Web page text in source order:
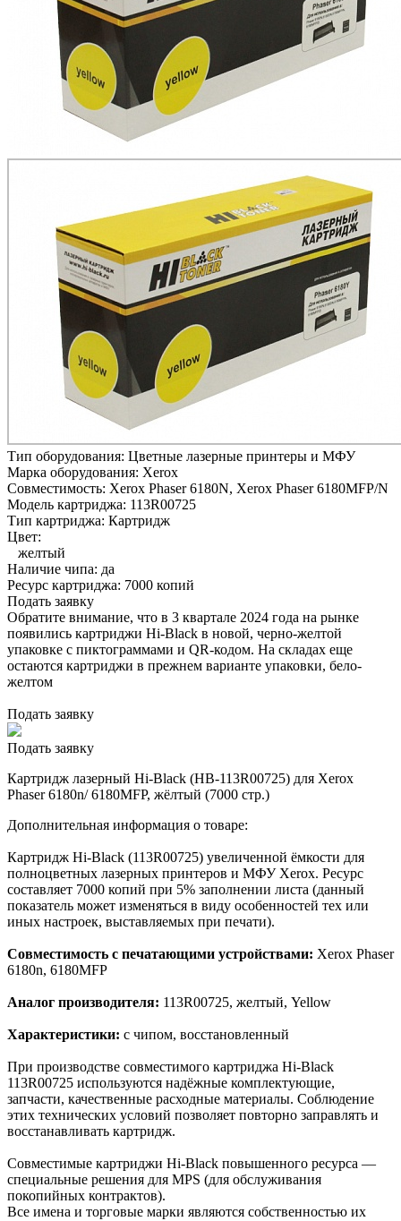
Тип оборудования: Цветные лазерные принтеры и МФУ
Марка оборудования: Xerox
Совместимость: Xerox Phaser 6180N, Xerox Phaser 6180MFP/N
Модель картриджа: 113R00725
Тип картриджа: Картридж
Цвет:
желтый
Наличие чипа: да
Ресурс картриджа: 7000 копий
Подать заявку
Обратите внимание, что в 3 квартале 2024 года на рынке
появились картриджи Hi-Black в новой, черно-желтой
упаковке с пиктограммами и QR-кодом. На складах еще
остаются картриджи в прежнем варианте упаковки, бело-
желтом
Подать заявку
Подать заявку
Картридж лазерный Hi-Black (HB-113R00725) для Xerox
Phaser 6180n/ 6180MFP, жёлтый (7000 стр.)
Дополнительная информация о товаре:
Картридж Hi-Black (113R00725) увеличенной ёмкости для
полноцветных лазерных принтеров и МФУ Xerox. Ресурс
составляет 7000 копий при 5% заполнении листа (данный
показатель может изменяться в виду особенностей тех или
иных настроек, выставляемых при печати).
Совместимость с печатающими устройствами: Xerox Phaser
6180n, 6180MFP
Аналог производителя: 113R00725, желтый, Yellow
Характеристики: с чипом, восстановленный
При производстве совместимого картриджа Hi-Black
113R00725 используются надёжные комплектующие,
запчасти, качественные расходные материалы. Соблюдение
этих технических условий позволяет повторно заправлять и
восстанавливать картридж.
Cовместимые картриджи Hi-Black повышенного ресурса —
специальные решения для MPS (для обслуживания
покопийных контрактов).
Все имена и торговые марки являются собственностью их